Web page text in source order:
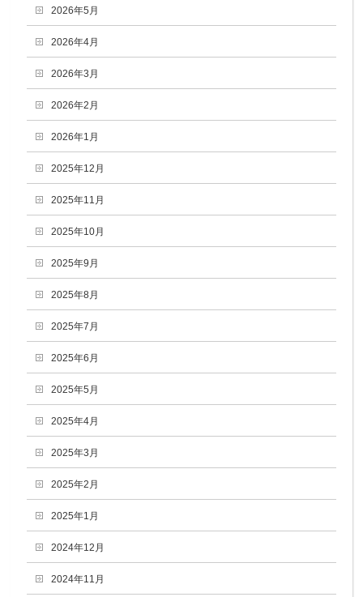
2026年5月
2026年4月
2026年3月
2026年2月
2026年1月
2025年12月
2025年11月
2025年10月
2025年9月
2025年8月
2025年7月
2025年6月
2025年5月
2025年4月
2025年3月
2025年2月
2025年1月
2024年12月
2024年11月